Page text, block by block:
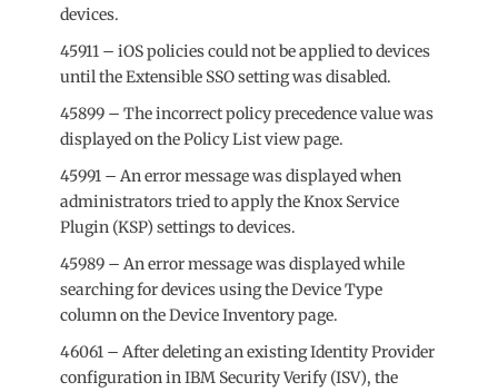
devices.
45911 – iOS policies could not be applied to devices
until the Extensible SSO setting was disabled.
45899 – The incorrect policy precedence value was
displayed on the Policy List view page.
45991 – An error message was displayed when
administrators tried to apply the Knox Service
Plugin (KSP) settings to devices.
45989 – An error message was displayed while
searching for devices using the Device Type
column on the Device Inventory page.
46061 – After deleting an existing Identity Provider
configuration in IBM Security Verify (ISV), the